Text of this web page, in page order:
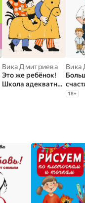
Вика Дмитриева
Это же ребёнок!
Школа адекватных
Вика
18+